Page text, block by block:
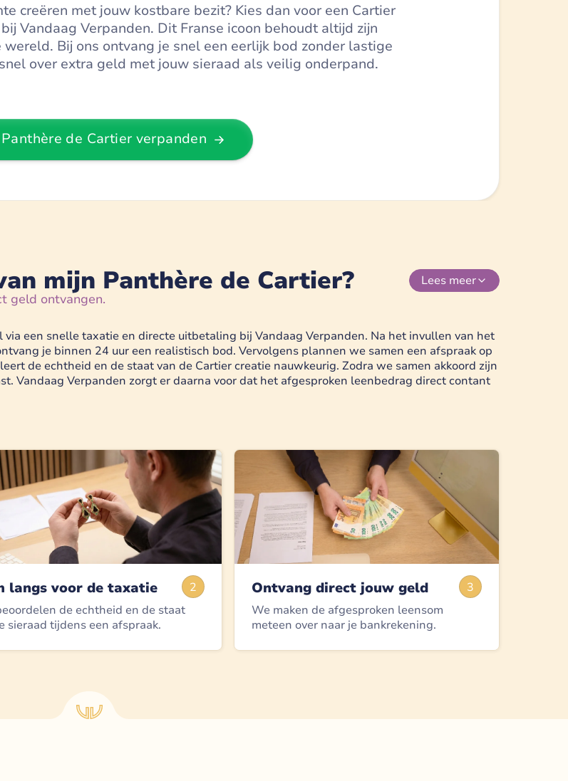
creëren met jouw kostbare bezit? Kies dan voor een Cartier
Vandaag Verpanden. Dit Franse icoon behoudt altijd zijn
Bij ons ontvang je snel een eerlijk bod zonder lastige
over extra geld met jouw sieraad als veilig onderpand.
de Cartier verpanden
mijn Panthère de Cartier?
geld ontvangen.
Lees meer
een snelle taxatie en directe uitbetaling bij Vandaag Verpanden. Na het invullen van het
je binnen 24 uur een realistisch bod. Vervolgens plannen we samen een afspraak op
de echtheid en de staat van de Cartier creatie nauwkeurig. Zodra we samen akkoord zijn
Vandaag Verpanden zorgt er daarna voor dat het afgesproken leenbedrag direct contant
2
langs voor de taxatie
de echtheid en de staat
sieraad tijdens een afspraak.
3
Ontvang direct jouw geld
We maken de afgesproken leensom
meteen over naar je bankrekening.